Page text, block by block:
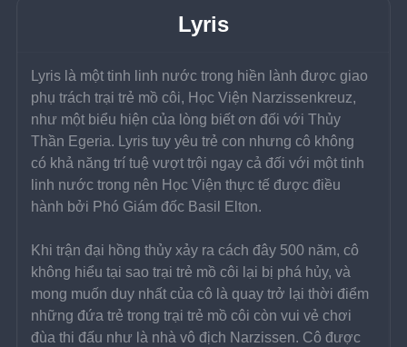
Lyris
Lyris là một tinh linh nước trong hiền lành được giao
phụ trách trại trẻ mồ côi, Học Viện Narzissenkreuz,
như một biểu hiện của lòng biết ơn đối với Thủy
Thần Egeria. Lyris tuy yêu trẻ con nhưng cô không
có khả năng trí tuệ vượt trội ngay cả đối với một tinh
linh nước trong nên Học Viện thực tế được điều
hành bởi Phó Giám đốc Basil Elton.
Khi trận đại hồng thủy xảy ra cách đây 500 năm, cô
không hiểu tại sao trại trẻ mồ côi lại bị phá hủy, và
mong muốn duy nhất của cô là quay trở lại thời điểm
những đứa trẻ trong trại trẻ mồ côi còn vui vẻ chơi
đùa thi đấu như là nhà vô địch Narzissen. Cô được